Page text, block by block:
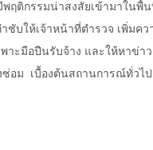
ฤติกรรมน่าสงสัยเข้ามาในพื้น
ำชับให้เจ้าหน้าที่ตำรวจ เพิ่มค
าะมือปืนรับจ้าง และให้หาข่า
ซ่อม
เบื้องต้นสถานการณ์ทั่วไป